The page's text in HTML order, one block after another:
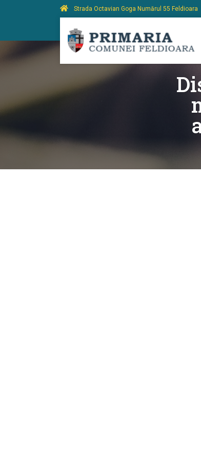
Strada Octavian Goga Numărul 55 Feldioara